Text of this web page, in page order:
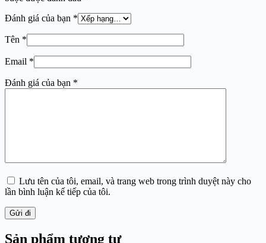
Đánh giá của bạn *
Tên *
Email *
Đánh giá của bạn *
Lưu tên của tôi, email, và trang web trong trình duyệt này cho
lần bình luận kế tiếp của tôi.
Gửi đi
Sản phẩm tương tự